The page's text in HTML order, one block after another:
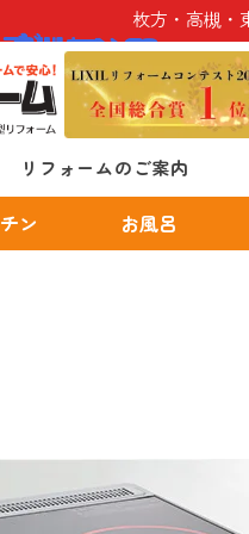
枚方・高槻・
リフォームのご案内
ン お風呂
IHコンロ
ロ
ロ
ズ IHコンロ
IHコンロ
IHコンロ
IHコンロ
IHコンロ